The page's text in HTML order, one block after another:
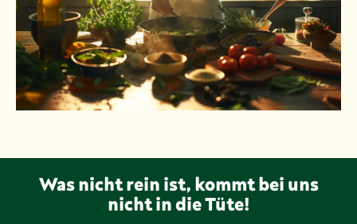
Was nicht rein ist, kommt bei uns
nicht in die Tüte!